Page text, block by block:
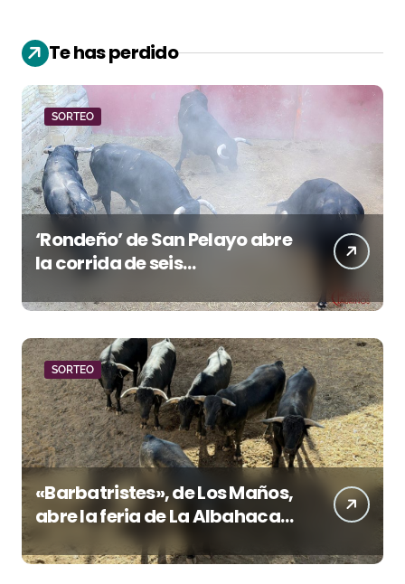
Te has perdido
SORTEO
‘Rondeño’ de San Pelayo abre
la corrida de seis
Santa María esta noche
SORTEO
«Barbatristes», de Los Maños,
abre la feria de La Albahaca
de Huesca